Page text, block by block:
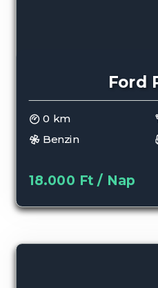
Ford
0 km
Benzin
18.000 Ft / Nap